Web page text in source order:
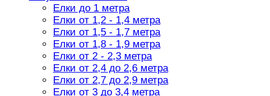
Елки до 1 метра
Елки от 1,2 - 1,4 метра
Елки от 1,5 - 1,7 метра
Елки от 1,8 - 1,9 метра
Елки от 2 - 2,3 метра
Елки от 2,4 до 2,6 метра
Елки от 2,7 до 2,9 метра
Елки от 3 до 3,4 метра